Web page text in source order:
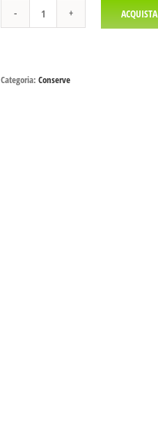
Melanzane
sott'olio
ACQUISTA
Categoria: Conserve